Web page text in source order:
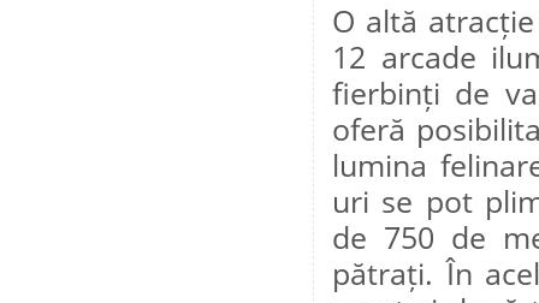
O altă
12 arcade
fierbinți de
oferă
lumina
uri se pot
de 750 de
pătrați. În